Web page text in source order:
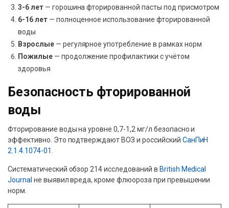
3-6 лет— горошина фторированной пасты под присмотром
6-16 лет— полноценное использование фторированной
воды
Взрослые— регулярное употребление в рамках норм
Пожилые— продолжение профилактики с учётом
здоровья
Безопасность фторированной
воды
Фторирование воды на уровне 0,7-1,2 мг/л безопасно и
эффективно. Это подтверждают ВОЗ и российский СанПиН
2.1.4.1074-01
Систематический обзор 214 исследований в British Medical
Journal не выявил вреда, кроме флюороза при превышении
норм.